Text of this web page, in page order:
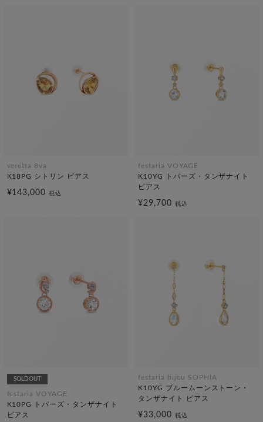
veretta 8va
K18PG シトリン ピアス
¥143,000税込
festaria VOYAGE
K10YG トパーズ・タンザナイト
ピアス
¥29,700 税込
SOLDOUT
festaria VOYAGE
K10PG トパーズ・タンザナイト
ピアス
festaria bijou SOPHIA
K10YG ブルームーンストーン・
タンザナイト ピアス
¥33,000 税込